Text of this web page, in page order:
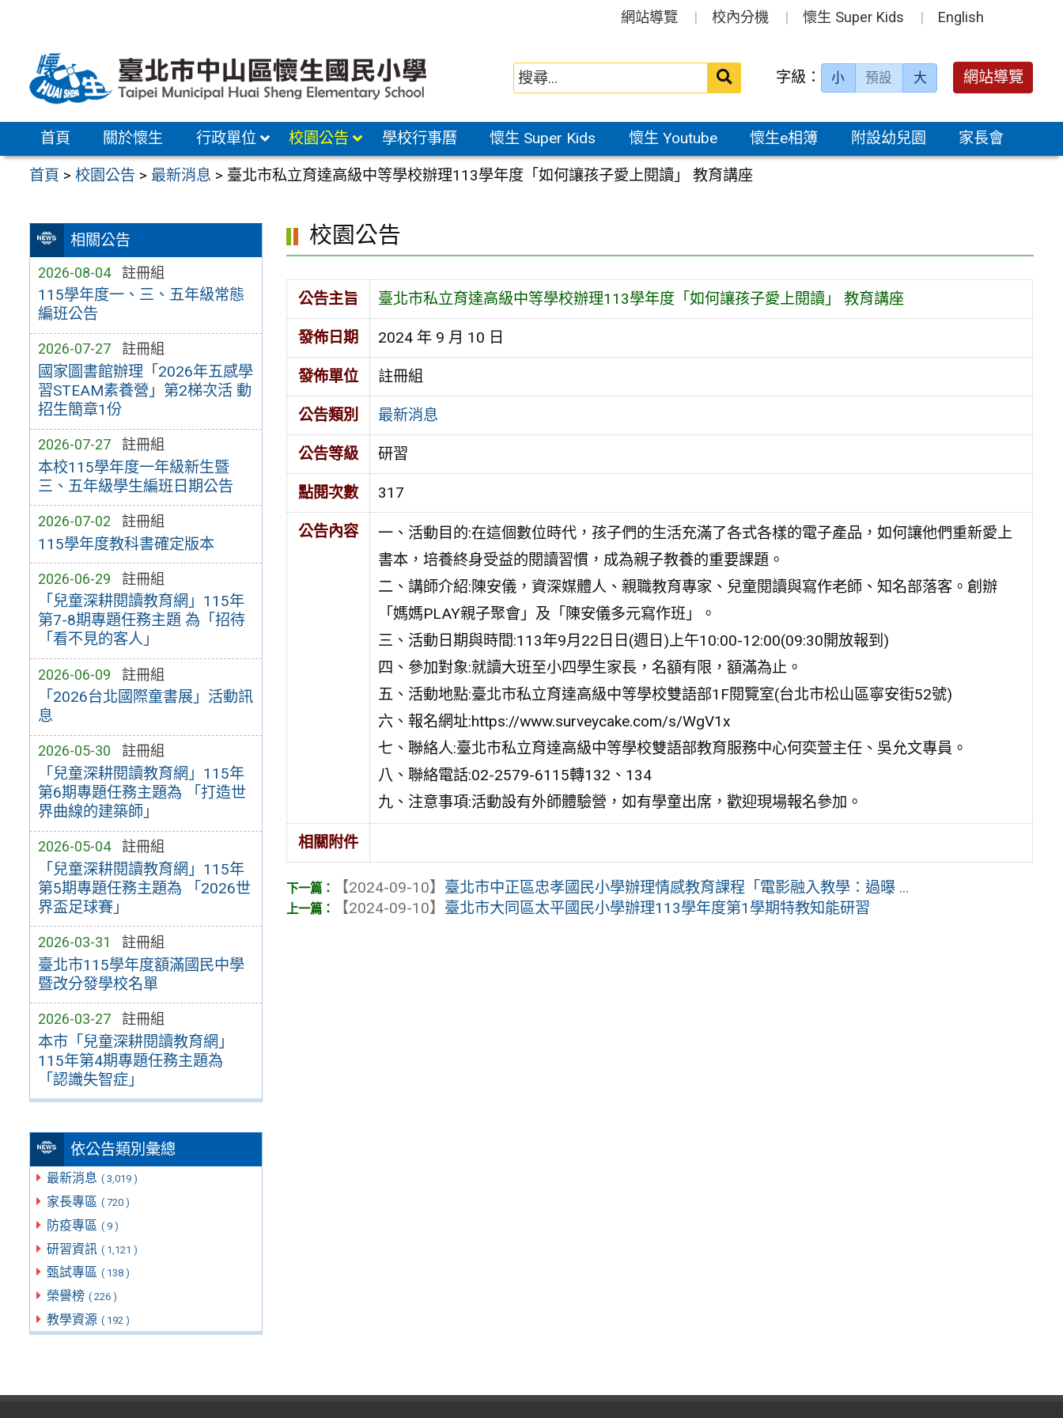
區
網站導覽 校內分機 懷生 Super Kids English
送出 字級： 小 預設 大 網站導覽
首頁 關於懷生 行政單位 校園公告 學校行事曆 懷生 Super Kids 懷生 Youtube 懷生e相簿 附設幼兒園 家長會
首頁 >校園公告 > 最新消息 > 臺北市私立育達高級中等學校辦理113學年度「如何讓孩子愛上閱讀」 教育講座
相關公告
2026-08-04 註冊組
115學年度一、三、五年級常態
編班公告
2026-07-27 註冊組
國家圖書館辦理「2026年五感學
習STEAM素養營」第2梯次活 動
招生簡章1份
2026-07-27 註冊組
本校115學年度一年級新生暨
三、五年級學生編班日期公告
2026-07-02 註冊組
115學年度教科書確定版本
2026-06-29 註冊組
「兒童深耕閱讀教育網」115年
第7-8期專題任務主題 為「招待
「看不見的客人」
2026-06-09 註冊組
「2026台北國際童書展」活動訊
息
2026-05-30 註冊組
「兒童深耕閱讀教育網」115年
第6期專題任務主題為 「打造世
界曲線的建築師」
2026-05-04 註冊組
「兒童深耕閱讀教育網」115年
第5期專題任務主題為 「2026世
界盃足球賽」
2026-03-31 註冊組
臺北市115學年度額滿國民中學
暨改分發學校名單
2026-03-27 註冊組
本市「兒童深耕閱讀教育網」
115年第4期專題任務主題為
「認識失智症」
依公告類別彙總
最新消息 ( 3,019 )
家長專區 ( 720 )
防疫專區 ( 9 )
研習資訊 ( 1,121 )
甄試專區 ( 138 )
榮譽榜 ( 226 )
教學資源 ( 192 )
校園公告
公告主旨 臺北市私立育達高級中等學校辦理113學年度「如何讓孩子愛上閱讀」 教育講座
發佈日期 2024 年 9 月 10 日
發佈單位 註冊組
公告類別 最新消息
公告等級 研習
點閱次數 317
公告內容
一、活動目的:在這個數位時代，孩子們的生活充滿了各式各樣的電子產品，如何讓他們重新愛上
書本，培養終身受益的閱讀習慣，成為親子教養的重要課題。
二、講師介紹:陳安儀，資深媒體人、親職教育專家、兒童閱讀與寫作老師、知名部落客。創辦
「媽媽PLAY親子聚會」及「陳安儀多元寫作班」。
三、活動日期與時間:113年9月22日日(週日)上午10:00-12:00(09:30開放報到)
四、參加對象:就讀大班至小四學生家長，名額有限，額滿為止。
五、活動地點:臺北市私立育達高級中等學校雙語部1F閱覽室(台北市松山區寧安街52號)
六、報名網址:https://www.surveycake.com/s/WgV1x
七、聯絡人:臺北市私立育達高級中等學校雙語部教育服務中心何奕萱主任、吳允文專員。
八、聯絡電話:02-2579-6115轉132、134
九、注意事項:活動設有外師體驗營，如有學童出席，歡迎現場報名參加。
相關附件
【2024-09-10】 臺北市中正區忠孝國民小學辦理情感教育課程「電影融入教學：過曝 ...
【2024-09-10】 臺北市大同區太平國民小學辦理113學年度第1學期特教知能研習